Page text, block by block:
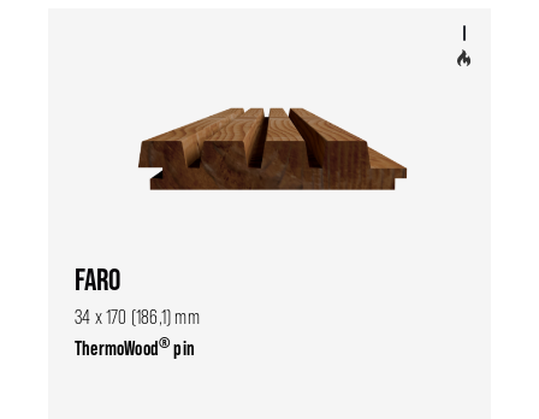
FARO
34 x 170 (186,1) mm
ThermoWood®pin